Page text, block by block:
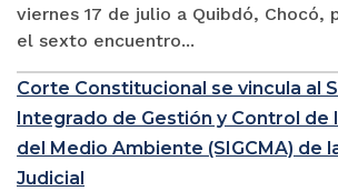
viernes 17 de julio a Quibdó, Chocó,
el sexto encuentro...
Corte Constitucional se vincula al
Integrado de Gestión y Control de
del Medio Ambiente (SIGCMA) de
Judicial